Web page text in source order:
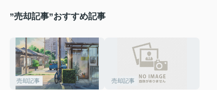
”売却記事”おすすめ記事
売却記事 売却記事